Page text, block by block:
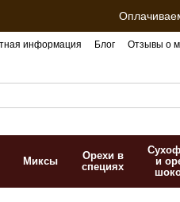
информация Блог Отзывы о
Миксы
Орехи в
специях
и